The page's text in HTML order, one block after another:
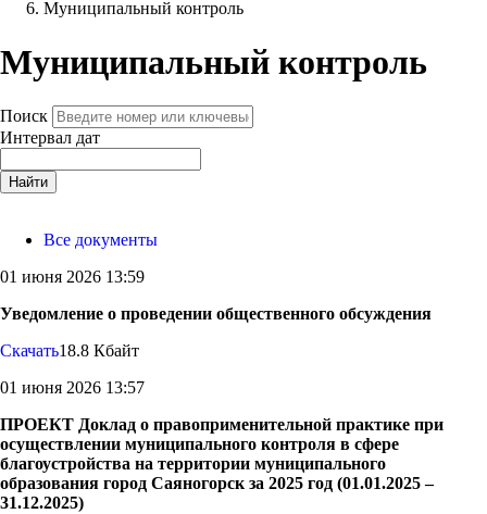
Муниципальный контроль
Муниципальный контроль
Поиск
Интервал дат
Найти
Все документы
01 июня 2026 13:59
Уведомление о проведении общественного обсуждения
Скачать18.8 Кбайт
01 июня 2026 13:57
ПРОЕКТ Доклад о правоприменительной практике при
осуществлении муниципального контроля в сфере
благоустройства на территории муниципального
образования город Саяногорск за 2025 год (01.01.2025 –
31.12.2025)